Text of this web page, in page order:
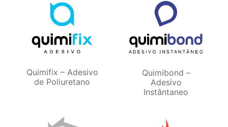
Quimifix – Adesivo
de Poliuretano
Quimibond –
Adesivo
Instântaneo